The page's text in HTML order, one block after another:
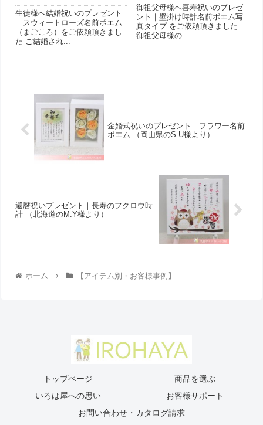
生徒様へ結婚祝いのプレゼント
｜スウィートローズ名前ポエム
（まごころ）をご依頼頂きまし
た ご結婚され...
御祖父母様へ喜寿祝いのプレゼ
ント｜壁掛け時計名前ポエム写
真タイプ をご依頼頂きました
御祖父母様の...
金婚式祝いのプレゼント｜フラワー名前
ポエム （岡山県のS.U様より ）
還暦祝いプレゼント｜長寿のフクロウ時
計 （北海道のM.Y様より ）
ホーム 【アイテム別・お客様事例】
トップページ
商品を選ぶ
いろは屋への思い
お客様サポート
お問い合わせ・カタログ請求